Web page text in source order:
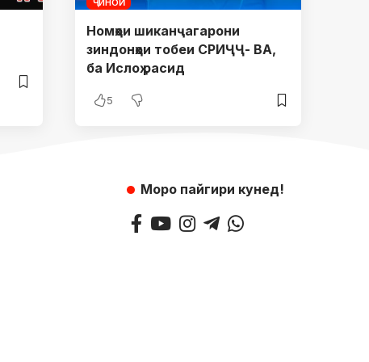
Номҳои шиканҷагарони
зиндонҳои тобеи СРИҶҶ- ВА,
ба Ислоҳ расид
5
Моро пайгири кунед!